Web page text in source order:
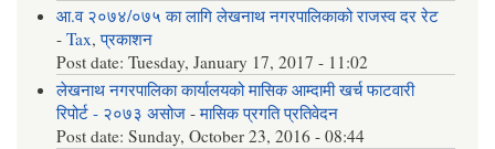
आ.व २०७४/०७५ का लागि लेखनाथ नगरपालिकाको राजस्व दर रेट
-Tax,प्रकाशन
Post date:Tuesday, January 17, 2017 - 11:02
लेखनाथ नगरपालिका कार्यालयको मासिक आम्दामी खर्च फाटवारी
रिपोर्ट - २०७३ असोज -मासिक प्रगति प्रतिवेदन
Post date:Sunday, October 23, 2016 - 08:44